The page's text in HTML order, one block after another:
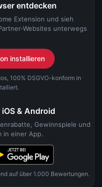
entdecken
Extension und sieh
Websites unterwegs
installieren
100% DSGVO-konform in
& Android
Gewinnspiele und
in einer App.
auf über 1.000 Bewertungen.